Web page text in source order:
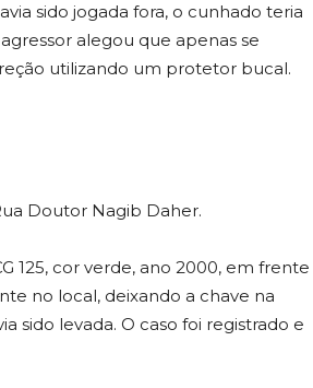
sido jogada fora, o cunhado teria
alegou que apenas se
utilizando um protetor bucal.
Doutor Nagib Daher.
125, cor verde, ano 2000, em frente
no local, deixando a chave na
sido levada. O caso foi registrado e